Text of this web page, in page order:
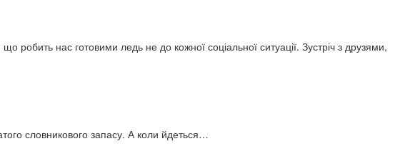
робить нас готовими ледь не до кожної соціальної ситуації. Зустріч з друзями,
словникового запасу. А коли йдеться…